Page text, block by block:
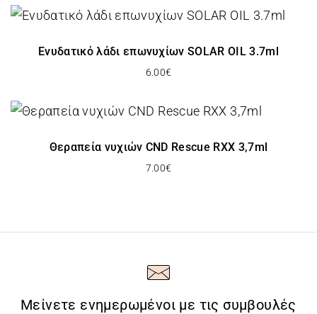
Ενυδατικό λάδι επωνυχίων SOLAR OIL 3.7ml
6.00€
Θεραπεία νυχιών CND Rescue RXX 3,7ml
7.00€
Μείνετε ενημερωμένοι με τις συμβουλές